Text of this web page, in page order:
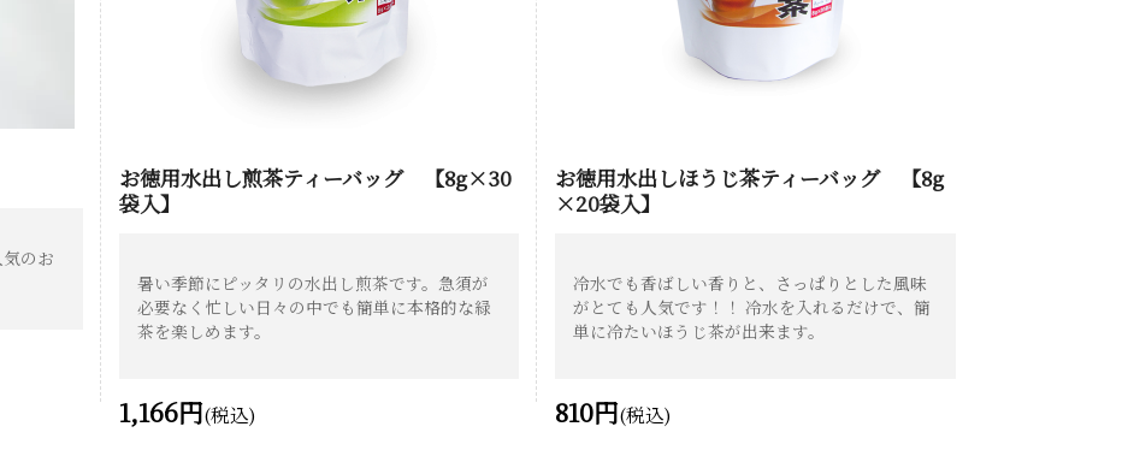
のお
お徳用水出し煎茶ティーバッグ 【8g×30
袋入】
暑い季節にピッタリの水出し煎茶です。急須が
必要なく忙しい日々の中でも簡単に本格的な緑
茶を楽しめます。
1,166円(税込)
お徳用水出しほうじ茶ティーバッグ 【8g
×20袋入】
冷水でも香ばしい香りと、さっぱりとした風味
がとても人気です！！ 冷水を入れるだけで、簡
単に冷たいほうじ茶が出来ます。
810円(税込)